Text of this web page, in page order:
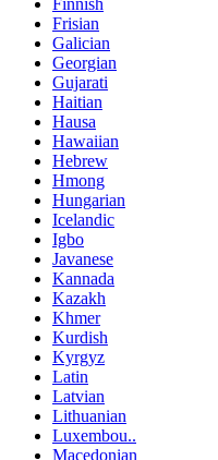
Finnish
Frisian
Galician
Georgian
Gujarati
Haitian
Hausa
Hawaiian
Hebrew
Hmong
Hungarian
Icelandic
Igbo
Javanese
Kannada
Kazakh
Khmer
Kurdish
Kyrgyz
Latin
Latvian
Lithuanian
Luxembou..
Macedonian